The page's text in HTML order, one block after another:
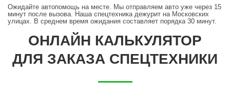
Ожидайте автопомощь на месте. Мы отправляем авто уже через 15
минут после вызова. Наша спецтехника дежурит на Московских
улицах. В среднем время ожидания составляет порядка 30 минут.
ОНЛАЙН КАЛЬКУЛЯТОР
ДЛЯ ЗАКАЗА СПЕЦТЕХНИКИ